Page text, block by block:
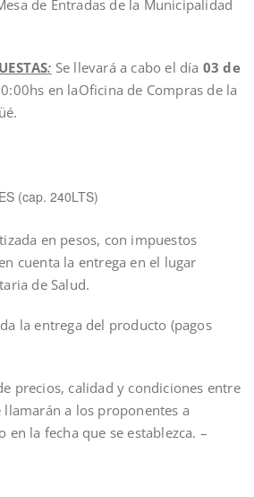
de Entradas de la Municipalidad
: Se llevará a cabo el día 03 de
en laOficina de Compras de la
(cap. 240LTS)
en pesos, con impuestos
cuenta la entrega en el lugar
de Salud.
la entrega del producto (pagos
precios, calidad y condiciones entre
llamarán a los proponentes a
la fecha que se establezca. –